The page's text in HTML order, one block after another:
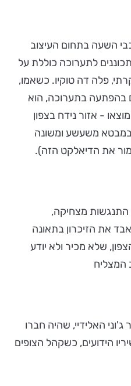
השעה בתחום העיצוב
לתערוכה כוללת על
פלה דה טוקיו. כשאמו,
בהפתעה בתערוכה, הוא
- אזור נידח בצפון
משעשע ומשונה
את הדיאלקט הזה).
התנגשות מצחיקה,
את הזיכרון בתאונה
שלא מכיר ולא יודע
המצליח
האלידיי, שהיה חברו
הידועים, כשקהל הצופים